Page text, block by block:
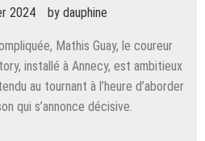
2024 by dauphine
Mathis Guay, le coureur
installé à Annecy, est ambitieux
au tournant à l’heure d’aborder
qui s’annonce décisive.